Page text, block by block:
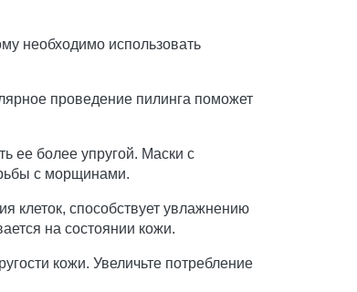
необходимо использовать
проведение пилинга поможет
ее более упругой. Маски с
с морщинами.
клеток, способствует увлажнению
на состоянии кожи.
кожи. Увеличьте потребление